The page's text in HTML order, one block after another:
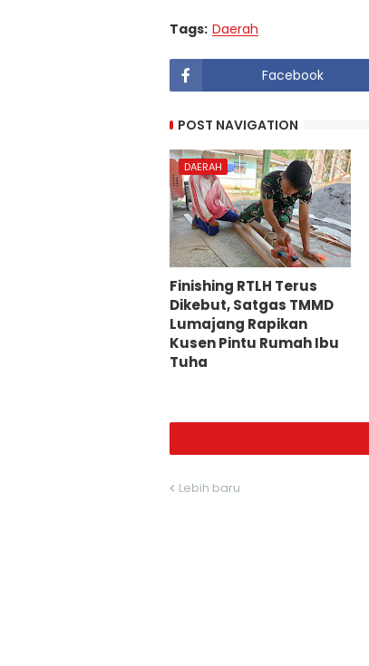
Tags: Daerah
Facebook
POST NAVIGATION
DAERAH
Finishing RTLH Terus
Dikebut, Satgas TMMD
Lumajang Rapikan
Kusen Pintu Rumah Ibu
Tuha
Lebih baru